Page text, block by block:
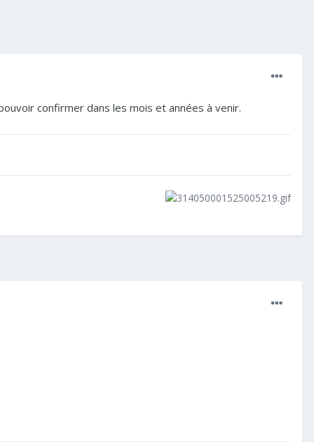
confirmer dans les mois et années à venir.